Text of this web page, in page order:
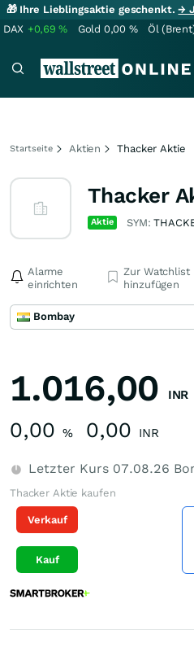
🎁 Ihre Lieblingsaktie geschenkt.→
DAX +0,69% Gold 0,00 % Öl
Startseite Aktien Thacker Aktie
Thacker
Aktie SYM:
Alarme
einrichten
Zur Watchlist
hinzufügen
Bombay
1.016,00 INR
0,00 % 0,00 INR
Letzter Kurs 07.08.26
Thacker Aktie kaufen
Verkauf
Kauf